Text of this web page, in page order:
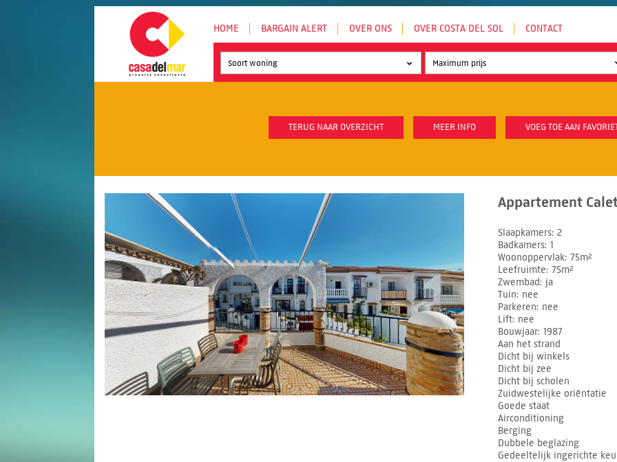
HOME BARGAIN ALERT OVER ONS OVER COSTA DEL SOL CONTACT
Soort woning
TERUG NAAR OVERZICHT MEER INFO VOEG TOE AAN
Appartement
Slaapkamers 2
Badkamers 1
Woonoppervlak 75m²
Leefruimte 75m²
Zwembad
ja
Tuin nee
Parkeren nee
Lift nee
Bouwjaar 1987
Aan het strand
Dicht bij winkels
Dicht bij zee
Dicht bij scholen
Zuidwestelijke oriëntatie
Goede staat
Airconditioning
Berging
Dubbele beglazing
Gedeeltelijk ingerichte